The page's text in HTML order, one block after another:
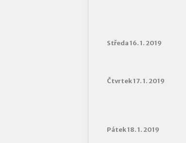
Středa 16. 1. 2019
Čtvrtek 17. 1. 2019
Pátek 18. 1. 2019